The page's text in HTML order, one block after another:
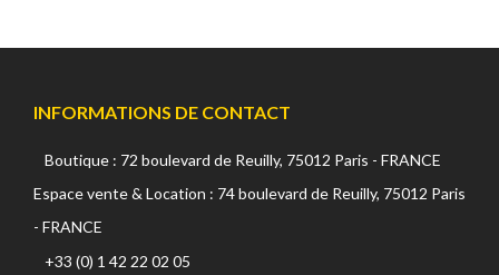
INFORMATIONS DE CONTACT
Boutique : 72 boulevard de Reuilly, 75012 Paris - FRANCE
Espace vente & Location : 74 boulevard de Reuilly, 75012 Paris
- FRANCE
+33 (0) 1 42 22 02 05